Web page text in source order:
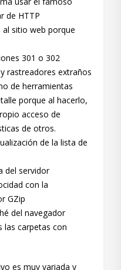
de HTTP
sitio web porque
301 o 302
rastreadores extraños
de herramientas
porque al hacerlo,
acceso de
de otros.
de la lista de
del servidor
con la
GZip
del navegador
las carpetas con
es muy variada y